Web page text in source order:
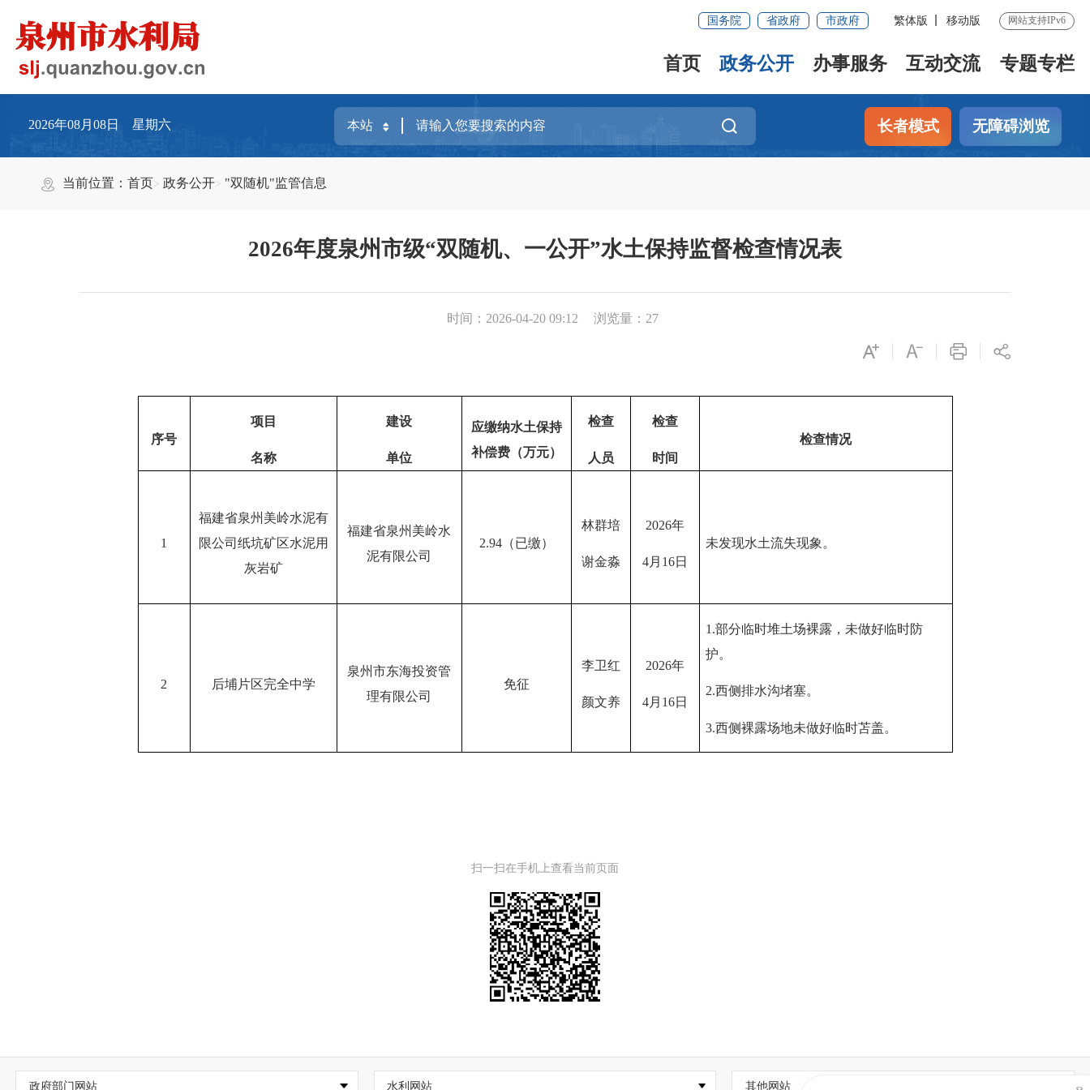
国务院 省政府 市政府 繁体版 移动版 网站支持IPv6
首页 政务公开 办事服务 互动交流 专题专栏
2026年08月08日 星期六 长者模式 无障碍浏览
当前位置：首页 政务公开 "双随机"监管信息
2026年度泉州市级“双随机、一公开”水土保持监督检查情况表
时间：2026-04-20 09:12 浏览量： 27
序号
项目
名称
建设
单位
应缴纳水土保持
补偿费（万元）
检查
人员
检查
时间
检查情况
1
福建省泉州美岭水泥有
限公司纸坑矿区水泥用
灰岩矿
福建省泉州美岭水
泥有限公司
2.94（已缴）
林群培
谢金淼
2026年
4月16日
未发现水土流失现象。
2 后埔片区完全中学
泉州市东海投资管
理有限公司
免征
李卫红
颜文养
2026年
4月16日
1.部分临时堆土场裸露，未做好临时防
护。
2.西侧排水沟堵塞。
3.西侧裸露场地未做好临时苫盖。
扫一扫在手机上查看当前页面
政府部门网站 水利网站 其他网站